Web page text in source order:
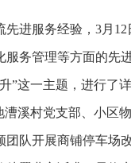
进服务经验，3月
务管理等方面的先进
”这一主题，进行了
溪村党支部、小区
队开展商铺停车场